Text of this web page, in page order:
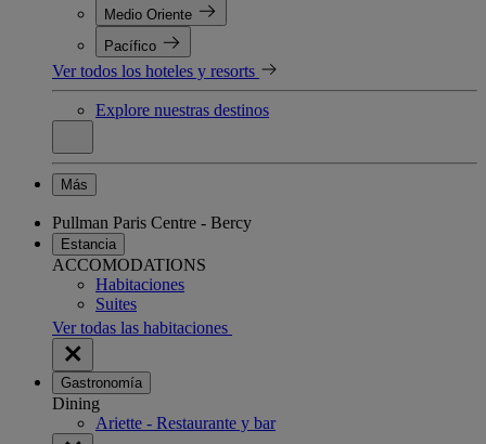
Medio Oriente
Pacífico
Ver todos los hoteles y resorts
Explore nuestras destinos
Más
Pullman Paris Centre - Bercy
Estancia
ACCOMODATIONS
Habitaciones
Suites
Ver todas las habitaciones
Gastronomía
Dining
Ariette - Restaurante y bar